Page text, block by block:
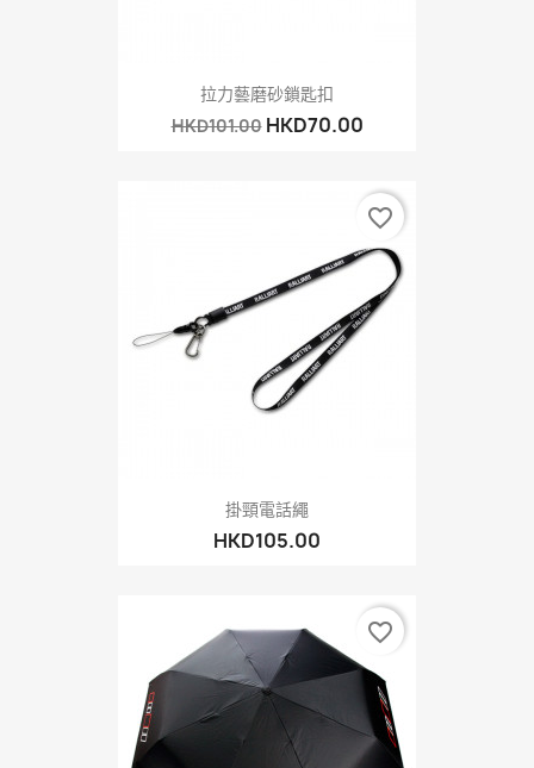
拉力藝磨砂鎖匙扣
HKD101.00 HKD70.00
掛頸電話繩
HKD105.00
favorite_border
favorite_border